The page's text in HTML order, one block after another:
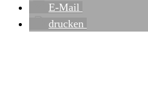
E-Mail
drucken